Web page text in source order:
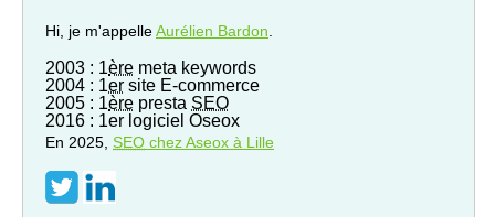
Hi, je m'appelleAurélien Bardon
2003 : 1ère meta keywords
2004 : 1er site E-commerce
2005 : 1ère presta SEO
2016 : 1er logiciel Oseox
En 2025, SEO chez Aseox à Lille